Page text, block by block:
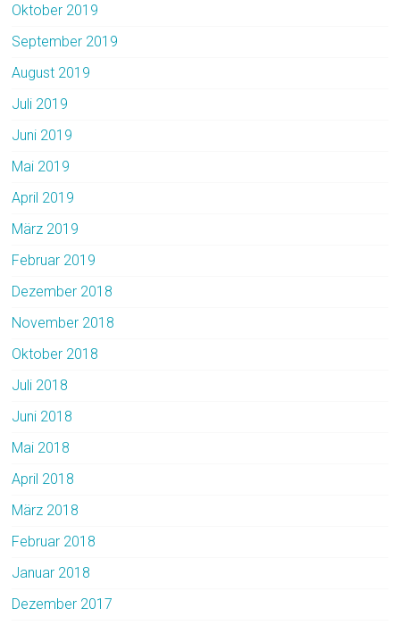
Oktober 2019
September 2019
August 2019
Juli 2019
Juni 2019
Mai 2019
April 2019
März 2019
Februar 2019
Dezember 2018
November 2018
Oktober 2018
Juli 2018
Juni 2018
Mai 2018
April 2018
März 2018
Februar 2018
Januar 2018
Dezember 2017